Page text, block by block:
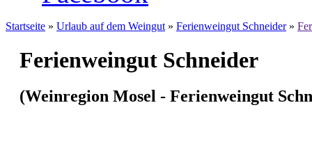
Startseite » Urlaub auf dem Weingut » Ferienweingut Schneider »
Ferienweingut Schneider
(Weinregion Mosel - Ferienweingut